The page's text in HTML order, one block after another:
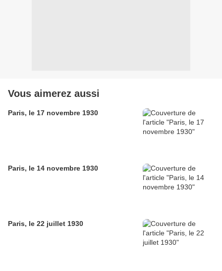
Vous aimerez aussi
Paris, le 17 novembre 1930
Paris, le 14 novembre 1930
Paris, le 22 juillet 1930